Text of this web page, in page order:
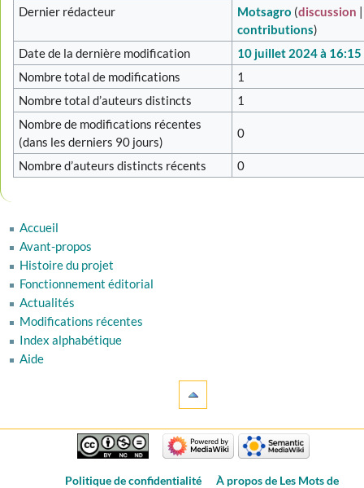
Dernier rédacteur
Motsagro (discussion |
contributions)
Date de la dernière modification
10 juillet 2024 à 16:15
Nombre total de modifications
1
Nombre total d’auteurs distincts
1
Nombre de modifications récentes
(dans les derniers 90 jours)
0
Nombre d’auteurs distincts récents 0
Accueil
Avant-propos
Histoire du projet
Fonctionnement éditorial
Actualités
Modifications récentes
Index alphabétique
Aide
Politique de confidentialité
À propos de Les Mots de